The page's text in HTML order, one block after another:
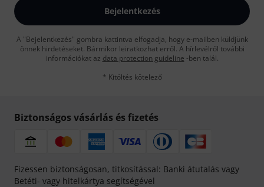
Bejelentkezés
A "Bejelentkezés" gombra kattintva elfogadja, hogy e-mailben küldjünk
önnek hirdetéseket. Bármikor leiratkozhat erről. A hírlevélről további
információkat az data protection guideline -ben talál.
* Kitöltés kötelező
Biztonságos vásárlás és fizetés
Fizessen biztonságosan, titkosítással: Banki átutalás vagy
Betéti- vagy hitelkártya segítségével